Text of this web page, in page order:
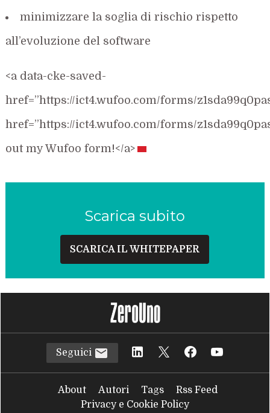
minimizzare la soglia di rischio rispetto
all’evoluzione del software
<a data-cke-saved-
href=”https://ict4.wufoo.com/forms/
href=”https://ict4.wufoo.com/forms/
out my Wufoo form!</a>
Scarica subito
SCARICA IL WHITEPAPER
Seguici
About Autori Tags
Rss Feed
Privacy e Cookie Policy